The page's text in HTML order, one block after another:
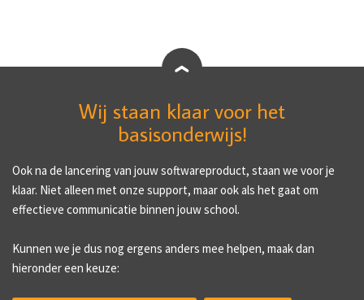
Wij staan klaar voor het
basisonderwijs!
Ook na de lancering van jouw softwareproduct, staan we voor je
klaar. Niet alleen met onze support, maar ook als het gaat om
effectieve communicatie binnen jouw school.
Kunnen we je dus nog ergens anders mee helpen, maak dan
hieronder een keuze: